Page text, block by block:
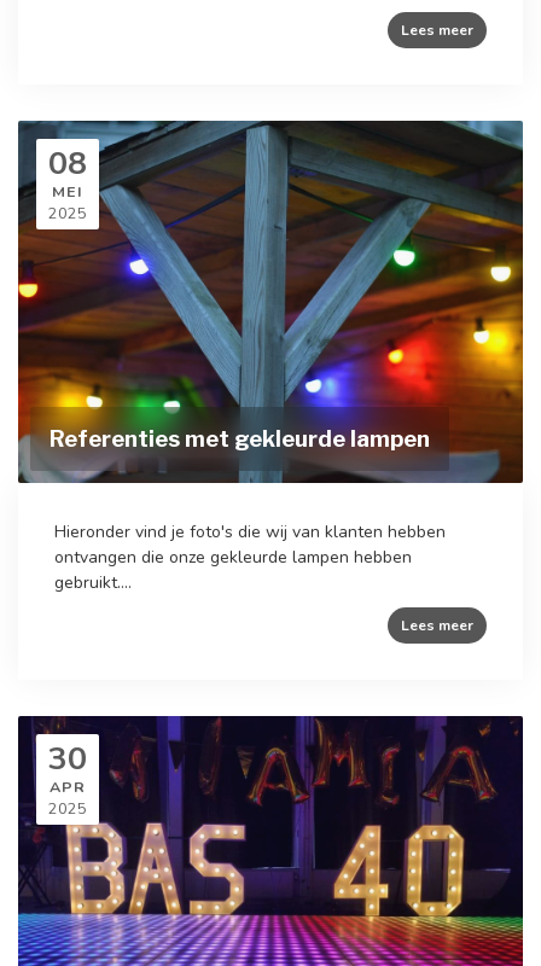
Lees meer
08
MEI
2025
Referenties met gekleurde lampen
Hieronder vind je foto's die wij van klanten hebben
ontvangen die onze gekleurde lampen hebben
gebruikt....
Lees meer
30
APR
2025